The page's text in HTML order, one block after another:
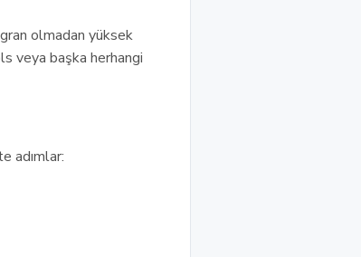
olmadan yüksek
veya başka herhangi
adımlar: